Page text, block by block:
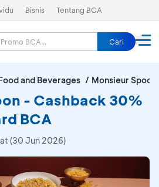
Bisnis Tentang BCA
Cari
and Beverages Monsieur Spoon
- Cashback 30%
BCA
(30 Jun 2026)